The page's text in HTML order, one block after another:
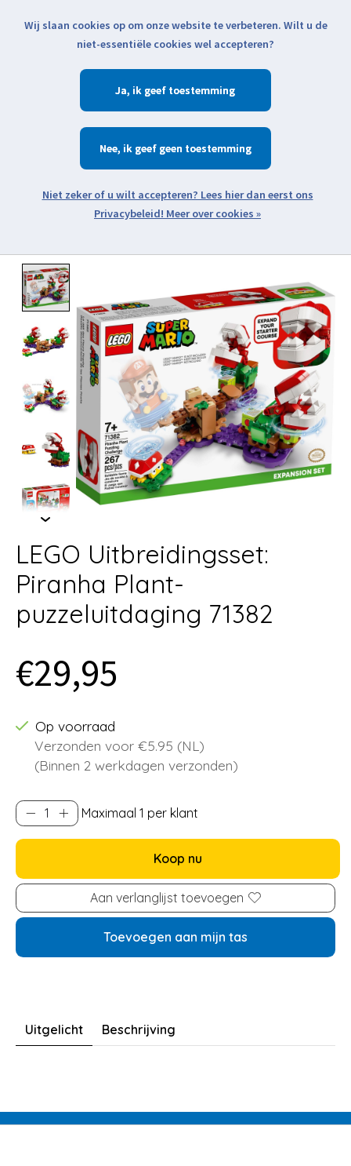
Klik voor actuele verzendinformatie...
Verlanglijst
Zoeken
Open webshop menu
LEGO Uitbreidingsset:
Piranha Plant-
puzzeluitdaging 71382
€29,95
Op voorraad
Verzonden voor €5.95 (NL)
(Binnen 2 werkdagen verzonden)
Maximaal 1 per klant
Koop nu
Aan verlanglijst toevoegen
Toevoegen aan mijn tas
Uitgelicht Beschrijving
Wij slaan cookies op om onze website te verbeteren. Wilt u de
niet-essentiële cookies wel accepteren?
Ja
Nee
Meer over cookies »